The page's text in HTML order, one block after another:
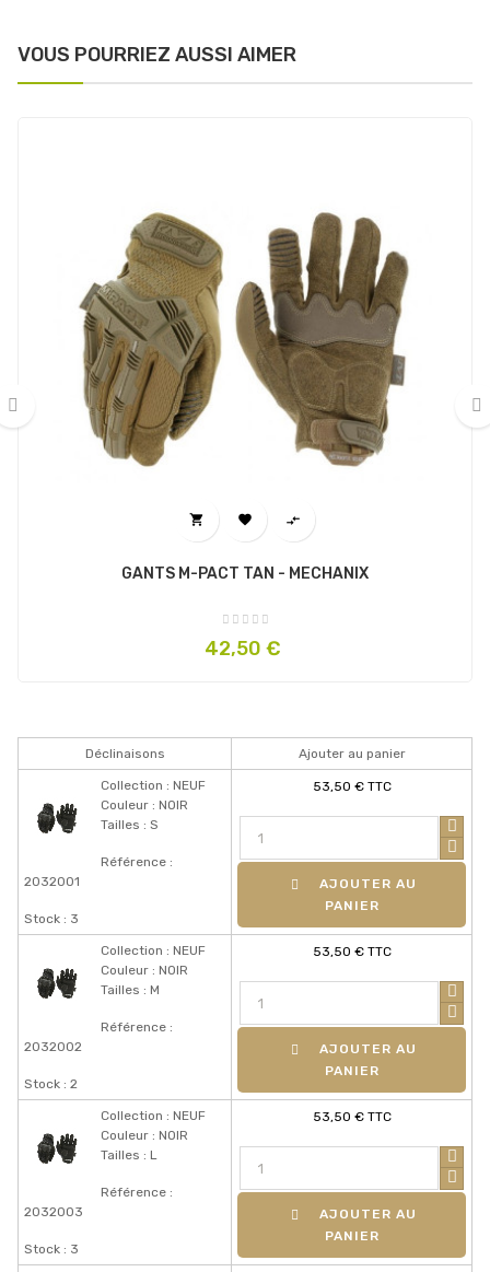
VOUS POURRIEZ AUSSI AIMER
  
GANTS M-PACT TAN - MECHANIX
Prix
42,50 €
Déclinaisons Ajouter au panier
Collection : NEUF
Couleur : NOIR
Tailles : S
Référence :
2032001
Stock : 3
53,50 € TTC
PANIER
Collection : NEUF
Couleur : NOIR
Tailles : M
Référence :
2032002
Stock : 2
53,50 € TTC
PANIER
Collection : NEUF
Couleur : NOIR
Tailles : L
Référence :
2032003
Stock : 3
53,50 € TTC
PANIER